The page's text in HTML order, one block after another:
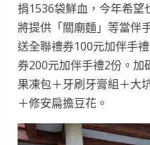
捐1536袋鮮血，今年希望
將提供「關廟麵」等當伴
送全聯禮券100元加伴手
券200元加伴手禮2份。加
果凍包＋牙刷牙膏組＋大
＋修安扁擔豆花。